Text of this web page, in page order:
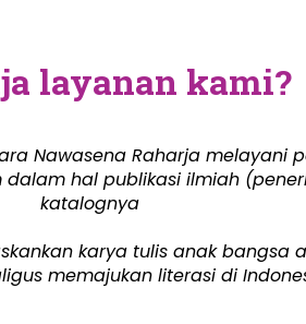
layanan kami?
Nawasena Raharja melayani
hal publikasi ilmiah
katalognya
karya tulis anak bangsa
memajukan literasi di